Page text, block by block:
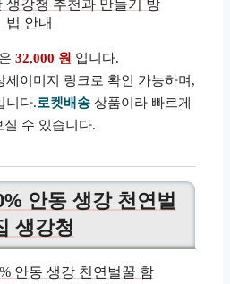
32,000 원 입니다.
이미지 링크로 확인 가능하며,
로켓배송 상품이라 빠르게
실 수 있습니다.
안동 생강 천연벌
생강청